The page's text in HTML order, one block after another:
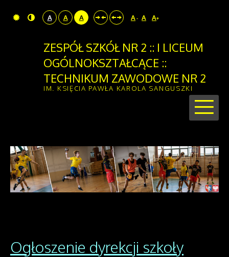
A A A A- A A+
ZESPÓŁ SZKÓŁ NR 2 :: I LICEUM
OGÓLNOKSZTAŁCĄCE ::
TECHNIKUM ZAWODOWE NR 2
IM. KSIĘCIA PAWŁA KAROLA SANGUSZKI
Ogłoszenie dyrekcji szkoły